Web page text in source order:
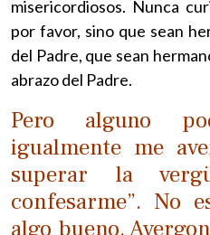
misericordiosos. Nunca
por favor, sino que sean
del Padre, que sean
abrazo del Padre.
Pero alguno
igualmente me
superar la
confesarme”. No
algo bueno.